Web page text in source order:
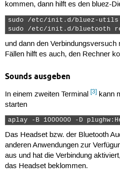
kommen, dann hilft es den bluez-
sudo /etc/init.d/bluez-utils
sudo /etc/init.d/bluetooth
und dann den
Fällen hilft es auch, den Rechner
Sounds ausgeben
In einem zweiten Terminal [3]kann
starten
aplay -B 1000000 -D
Das Headset bzw. der Bluetooth
anderen Anwendungen zur
aus und hat die Verbindung
das Headset beklommen.